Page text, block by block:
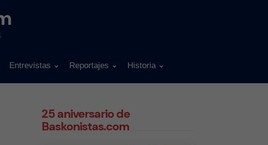
Entrevistas Reportajes Historia
25 aniversario de
Baskonistas.com